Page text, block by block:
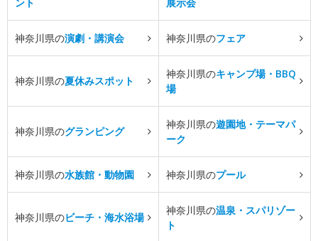
神奈川県の演劇・講演会 神奈川県のフェア
神奈川県の夏休みスポット
神奈川県のキャンプ場・BBQ
場
神奈川県のグランピング
神奈川県の遊園地・テーマパ
ーク
神奈川県の水族館・動物園 神奈川県のプール
神奈川県のビーチ・海水浴場
神奈川県の温泉・スパリゾー
ト